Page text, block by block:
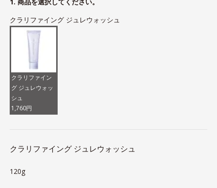
クラリファイング ジュレウォッシュ
クラリファイン
グ ジュレウォッ
シュ
1,760円
クラリファイング ジュレウォッシュ
120g